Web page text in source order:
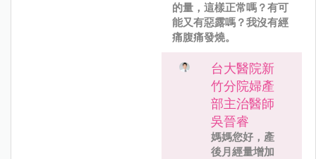
的量，這樣正常嗎？有可
能又有惡露嗎？我沒有經
痛腹痛發燒。
台大醫院新
竹分院婦產
部主治醫師
吳晉睿
媽媽您好，產
後月經量增加